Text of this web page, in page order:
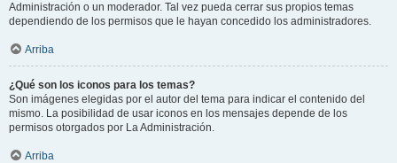
Administración o un moderador. Tal vez pueda cerrar sus propios temas
dependiendo de los permisos que le hayan concedido los administradores.
Arriba
¿Qué son los iconos para los temas?
Son imágenes elegidas por el autor del tema para indicar el contenido del
mismo. La posibilidad de usar iconos en los mensajes depende de los
permisos otorgados por La Administración.
Arriba